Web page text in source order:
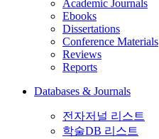
Academic Journals
Ebooks
Dissertations
Conference Materials
Reviews
Reports
Databases & Journals
전자저널 리스트
학술DB 리스트